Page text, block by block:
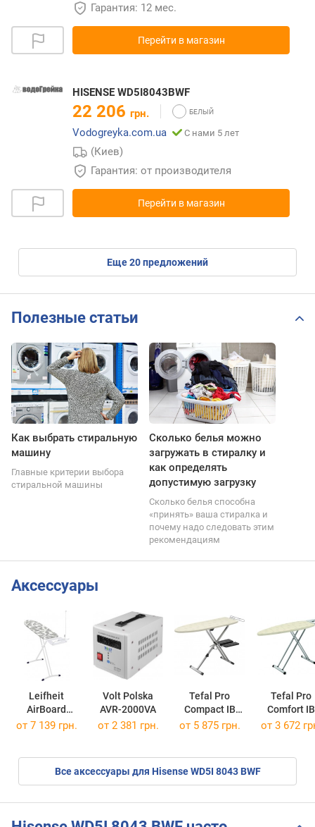
Гарантия: 12 мес.
Перейти в магазин
HISENSE WD5I8043BWF
22 206 грн.
Vodogreyka.com.ua
С нами 5 лет
(Киев)
Гарантия: от производителя
Перейти в магазин
eще20предложений
Полезные статьи
Как выбрать стиральную
машину
Главные критерии выбора
стиральной машины
Сколько белья можно
загружать в стиралку и
как определять
допустимую загрузку
Сколько белья способна
«принять» ваша стиралка и
почему надо следовать этим
рекомендациям
Аксессуары
Leifheit
AirBoard
Express M Solid
Volt Polska
AVR-2000VA
Tefal Pro
Compact IB
9100
Tefal Pro
Comfort IB
5100
от 7 139 грн. от 2 381 грн. от 5 875 грн. от 3 672
Все аксессуары для Hisense WD5I 8043 BWF